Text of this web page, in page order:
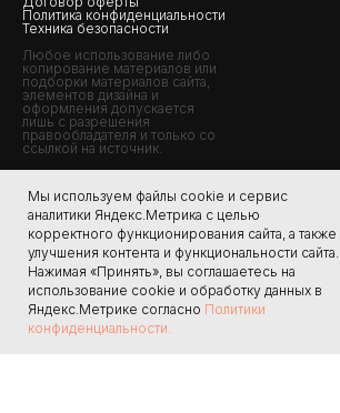
Политика конфиденциальности
Техника безопасности
Любое использование либо
копирование материалов или
подборки материалов сайта,
элементов дизайна и
оформления допускается
лишь с разрешения
правообладателя и только со
ссылкой на источник.
информация
Подарочный сертификат
Вопрос-ответ
Список вещей
Фотогалерея
Блогерам
О КЛУБЕ
Кто мы?
Отзывы
Контакты
Мы используем файлы cookie и сервис
аналитики Яндекс.Метрика с целью
корректного функционирования сайта, а также
улучшения контента и функциональности сайта.
Нажимая «Принять», вы соглашаетесь на
использование cookie и обработку данных в
Яндекс.Метрике согласно Политики
конфиденциальности.